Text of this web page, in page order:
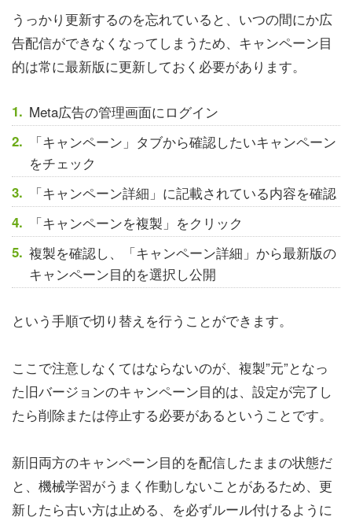
うっかり更新するのを忘れていると、いつの間にか広
告配信ができなくなってしまうため、キャンペーン目
的は常に最新版に更新しておく必要があります。
Meta広告の管理画面にログイン
「キャンペーン」タブから確認したいキャンペーン
をチェック
「キャンペーン詳細」に記載されている内容を確認
「キャンペーンを複製」をクリック
複製を確認し、「キャンペーン詳細」から最新版の
キャンペーン目的を選択し公開
という手順で切り替えを行うことができます。
ここで注意しなくてはならないのが、複製”元”となっ
た旧バージョンのキャンペーン目的は、設定が完了し
たら削除または停止する必要があるということです。
新旧両方のキャンペーン目的を配信したままの状態だ
と、機械学習がうまく作動しないことがあるため、更
新したら古い方は止める、を必ずルール付けるように